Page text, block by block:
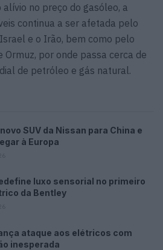
no preço do gasóleo, a
continua a ser afetada pelo
e o Irão, bem como pelo
Ormuz, por onde passa cerca de
de petróleo e gás natural.
SUV da Nissan para China e
à Europa
luxo sensorial no primeiro
da Bentley
ataque aos elétricos com
inesperada